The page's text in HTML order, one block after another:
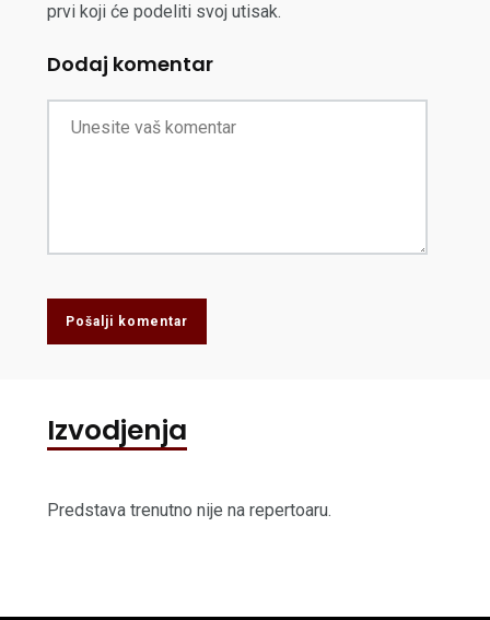
prvi koji će podeliti svoj utisak.
Dodaj komentar
Pošalji komentar
Izvodjenja
Predstava trenutno nije na repertoaru.